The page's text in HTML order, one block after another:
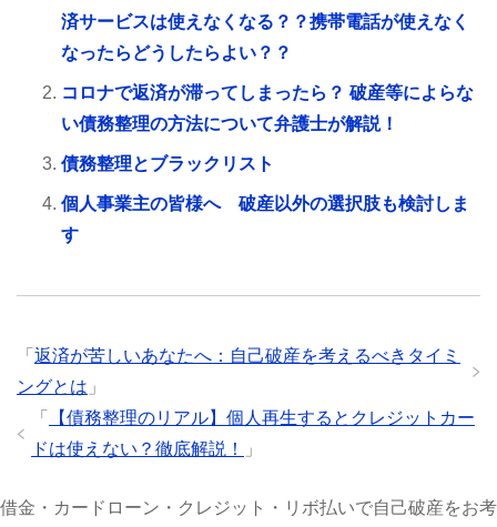
済サービスは使えなくなる？？携帯電話が使えなく
なったらどうしたらよい？？
コロナで返済が滞ってしまったら？ 破産等によらな
い債務整理の方法について弁護士が解説！
債務整理とブラックリスト
個人事業主の皆様へ 破産以外の選択肢も検討しま
す
「 返済が苦しいあなたへ：自己破産を考えるべきタイミ
ングとは 」
「
【債務整理のリアル】個人再生するとクレジットカー
ドは使えない？徹底解説！
」
借金・カードローン・クレジット・リボ払いで自己破産をお考